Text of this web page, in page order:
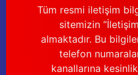
Tüm resmi iletişim
sitemizin
almaktadır. Bu
telefon
kanallarına